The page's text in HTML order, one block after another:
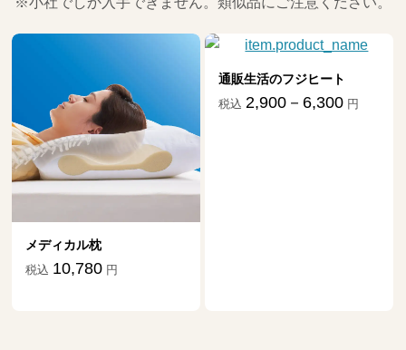
メディカル枕
税込 10,780 円
通販生活のフジヒート
税込 2,900－6,300 円